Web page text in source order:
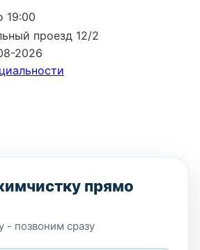
19:00
проезд 12/2
2026
прямо
- позвоним сразу